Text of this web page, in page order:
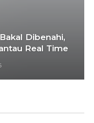
Dibenahi,
Real Time